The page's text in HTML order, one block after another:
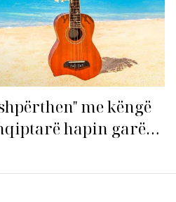
me këngë
hapin garën